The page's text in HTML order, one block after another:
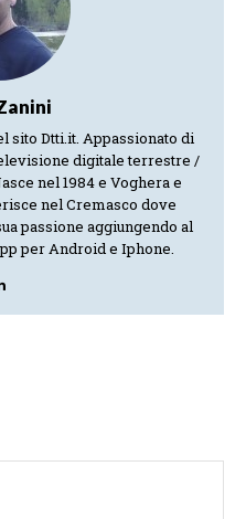
sito Dtti.it. Appassionato di
digitale terrestre /
nel 1984 e Voghera e
nel Cremasco dove
passione aggiungendo al
per Android e Iphone.